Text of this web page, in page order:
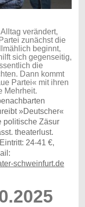
verändert,
zunächst die
beginnt,
sich gegenseitig,
die
Dann kommt
Partei« mit ihren
Mehrheit.
»Deutscher«
politische Zäsur
theaterlust.
24-41 €,
schweinfurt.de